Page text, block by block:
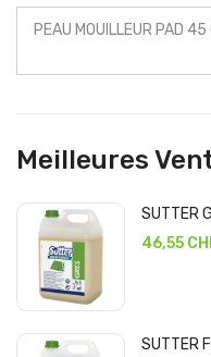
PEAU MOUILLEUR PAD 45
Meilleures
SUTTER
46,55
SUTTER